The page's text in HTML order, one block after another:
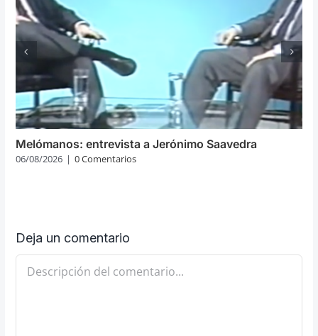
Melómanos: entrevista a Jerónimo Saavedra
06/08/2026 | 0 Comentarios
Deja un comentario
Comentario